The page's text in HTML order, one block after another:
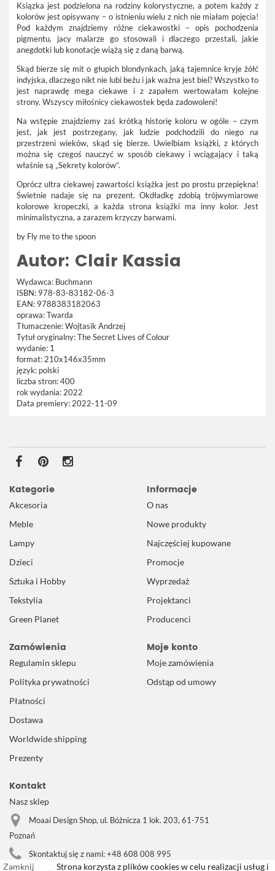
Ksiązka jest podzielona na rodziny kolorystyczne, a potem każdy z
kolorów jest opisywany – o istnieniu wielu z nich nie miałam pojęcia!
Pod każdym znajdziemy różne ciekawostki – opis pochodzenia
pigmentu, jacy malarze go stosowali i dlaczego przestali, jakie
anegdotki lub konotacje wiążą się z daną barwą.
Skąd bierze się mit o głupich blondynkach, jaką tajemnice kryje żółć
indyjska, dlaczego nikt nie lubi beżu i jak ważna jest biel? Wszystko to
jest naprawdę mega ciekawe i z zapałem wertowałam kolejne
strony. Wszyscy miłośnicy ciekawostek będa zadowoleni!
Na wstępie znajdziemy zaś krótką historię koloru w ogóle – czym
jest, jak jest postrzegany, jak ludzie podchodzili do niego na
przestrzeni wieków, skąd się bierze. Uwielbiam książki, z których
można się czegoś nauczyć w sposób ciekawy i wciągający i taką
właśnie są „Sekrety kolorów”.
Oprócz ultra ciekawej zawartości książka jest po prostu przepiękna!
Świetnie nadaje się na prezent. Okdładkę zdobią trójwymiarowe
kolorowe kropeczki, a każda strona książki ma inny kolor. Jest
minimalistyczna, a zarazem krzyczy barwami.
by Fly me to the spoon
Autor: Clair Kassia
Wydawca: Buchmann
ISBN: 978-83-83182-06-3
EAN: 9788383182063
oprawa:Twarda
Tłumaczenie:Wojtasik Andrzej
Tytuł oryginalny:The Secret Lives of Colour
wydanie: 1
format: 210x146x35mm
język: polski
liczba stron:400
rok wydania: 2022
Data premiery: 2022-11-09
Kategorie
Akcesoria
Meble
Lampy
Dzieci
Sztuka i Hobby
Tekstylia
Green Planet
Informacje
O nas
Nowe produkty
Najczęściej kupowane
Promocje
Wyprzedaż
Projektanci
Producenci
Zamówienia
Regulamin sklepu
Polityka prywatności
Płatności
Dostawa
Worldwide shipping
Prezenty
Moje konto
Moje zamówienia
Odstąp od umowy
Kontakt
Nasz sklep
Moaai Design Shop, ul. Bóżnicza 1 lok. 203, 61-751
Poznań
Skontaktuj się z nami:+48 608 008 995
Zamknij Strona korzysta z plików cookies w celu realizacji usług i